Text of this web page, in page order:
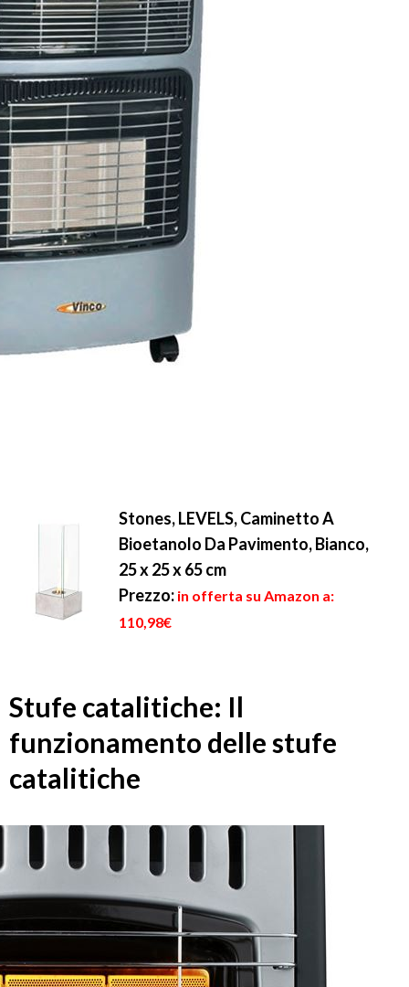
Stones, LEVELS, Caminetto A
Bioetanolo Da Pavimento, Bianco,
25 x 25 x 65 cm
Prezzo: in offerta su Amazon a:
110,98€
Stufe catalitiche: Il
funzionamento delle stufe
catalitiche